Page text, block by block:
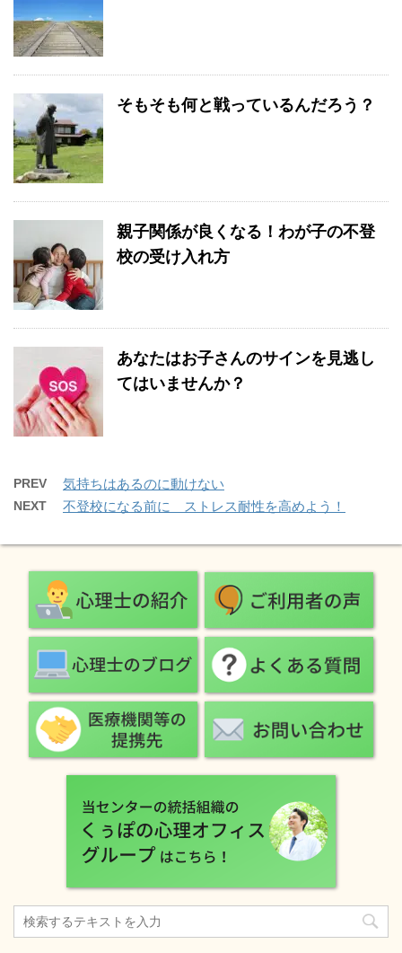
そもそも何と戦っているんだろう？
親子関係が良くなる！わが子の不登
校の受け入れ方
あなたはお子さんのサインを見逃し
てはいませんか？
PREV 気持ちはあるのに動けない
NEXT 不登校になる前に ストレス耐性を高めよう！